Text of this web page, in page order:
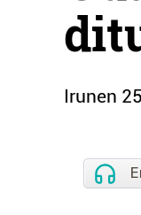
Irunen